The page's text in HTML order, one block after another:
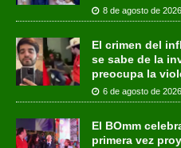
8 de agosto de 2026
El crimen del
se sabe de la
preocupa la
6 de agosto de 2026
El BOmm
primera vez